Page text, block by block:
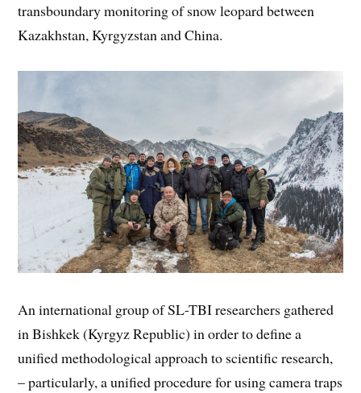
transboundary monitoring of snow leopard between
Kazakhstan, Kyrgyzstan and China.
An international group of SL-TBI researchers gathered
in Bishkek (Kyrgyz Republic) in order to define a
unified methodological approach to scientific research,
– particularly, a unified procedure for using camera traps